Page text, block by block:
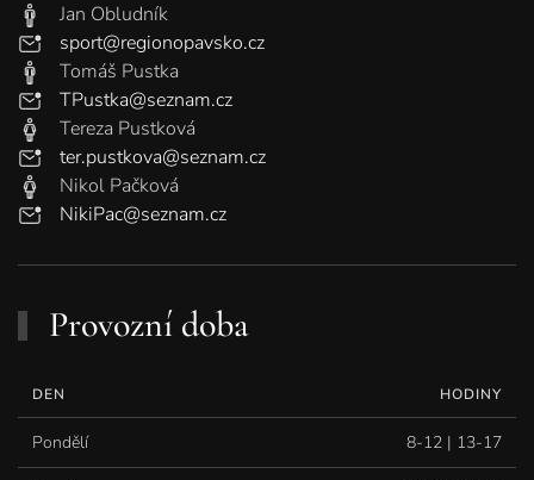
Jan Obludník
sport@regionopavsko.cz
Tomáš Pustka
TPustka@seznam.cz
Tereza Pustková
ter.pustkova@seznam.cz
Nikol Pačková
NikiPac@seznam.cz
Provozní doba
DEN HODINY
Pondělí 8-12 | 13-17